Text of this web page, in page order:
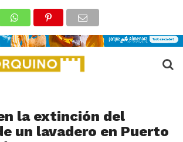
la extinción del
un lavadero en Puerto